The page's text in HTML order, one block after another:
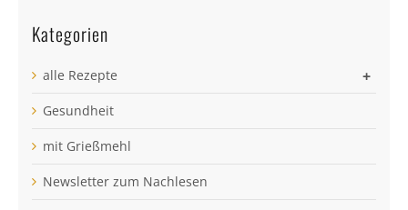
Kategorien
alle Rezepte +
Gesundheit
mit Grießmehl
Newsletter zum Nachlesen